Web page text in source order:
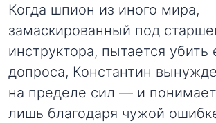
Когда шпион из иного мира,
замаскированный под
инструктора, пытается убить
допроса, Константин
на пределе сил — и
лишь благодаря чужой